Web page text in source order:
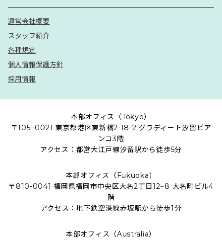
運営会社概要
スタッフ紹介
各種規定
個人情報保護方針
採用情報
本部オフィス（Tokyo）
〒105−0021 東京都港区東新橋2-18-2 グラディート汐留ビア
ンコ3階
アクセス：都営大江戸線汐留駅から徒歩5分
本部オフィス（Fukuoka）
〒810-0041 福岡県福岡市中央区大名2丁目12−8 大名町ビル4
階
アクセス：地下鉄空港線赤坂駅から徒歩1分
本部オフィス（Australia）